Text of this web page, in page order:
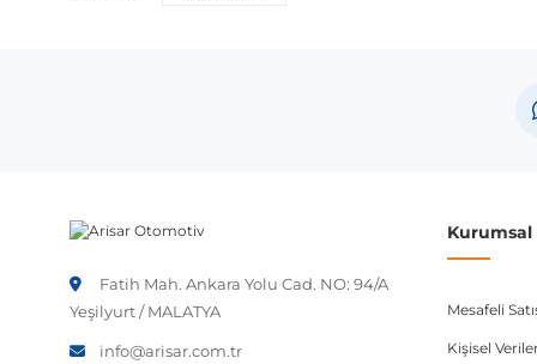
Araç üreticileri aynı model yılı içerisinde farklı
Fatih Mah. Ankara Yolu Cad. NO: 94/A
Yeşilyurt / MALATYA
info@arisar.com.tr
Mesafeli
Kişisel